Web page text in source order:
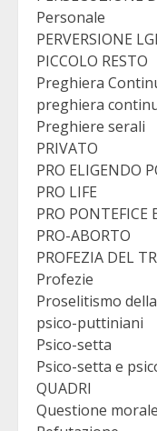
Personale
PERVERSIONE
PICCOLO RESTO
Preghiera
preghiera
Preghiere serali
PRIVATO
PRO ELIGENDO
PRO LIFE
PRO PONTEFICE
PRO-ABORTO
PROFEZIA DEL
Profezie
Proselitismo
psico-puttiniani
Psico-setta
Psico-setta e
QUADRI
Questione morale